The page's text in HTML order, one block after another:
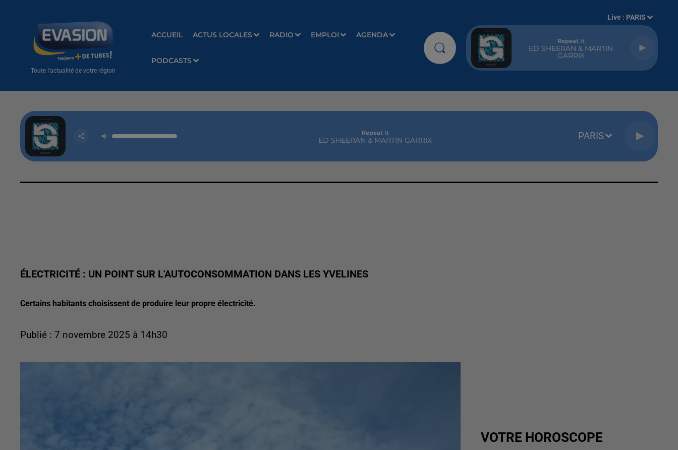
Toute l'actualité de votre région
ACCUEIL ACTUS LOCALES RADIO EMPLOI AGENDA
PODCASTS
Live : PARIS
Repeat It
ED SHEERAN & MARTIN
GARRIX
Repeat It
ED SHEERAN & MARTIN GARRIX PARIS
ÉLECTRICITÉ : UN POINT SUR L'AUTOCONSOMMATION DANS LES YVELINES
Certains habitants choisissent de produire leur propre électricité.
Publié : 7 novembre 2025 à 14h30
VOTRE HOROSCOPE